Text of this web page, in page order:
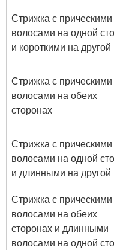
Стрижка с прическими
волосами на одной
и короткими на другой
Стрижка с прическими
волосами на обеих
сторонах
Стрижка с прическими
волосами на одной
и длинными на другой
Стрижка с прическими
волосами на обеих
сторонах и длинными
волосами на одной